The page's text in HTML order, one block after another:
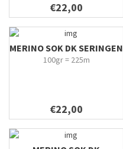
€22,00
MERINO SOK DK SERINGEN
100gr = 225m
€22,00